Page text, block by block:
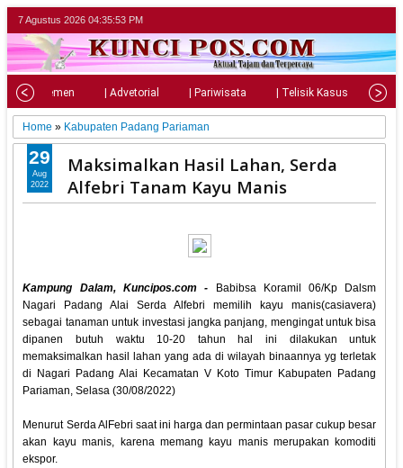
7 Agustus 2026 04:35:54 PM
| Parlemen | Advetorial | Pariwisata | Telisik Kasus |
Home » Kabupaten Padang Pariaman
Maksimalkan Hasil Lahan, Serda
Alfebri Tanam Kayu Manis
Kampung Dalam, Kuncipos.com -
Babibsa Koramil 06/Kp Dalsm
Nagari Padang Alai Serda Alfebri memilih kayu manis(casiavera)
sebagai tanaman untuk investasi jangka panjang, mengingat untuk bisa
dipanen butuh waktu 10-20 tahun hal ini dilakukan untuk
memaksimalkan hasil lahan yang ada di wilayah binaannya yg terletak
di Nagari Padang Alai Kecamatan V Koto Timur Kabupaten Padang
Pariaman, Selasa (30/08/2022)
Menurut Serda AlFebri saat ini harga dan permintaan pasar cukup besar
akan kayu manis, karena memang kayu manis merupakan komoditi
ekspor.
29
Aug
2022